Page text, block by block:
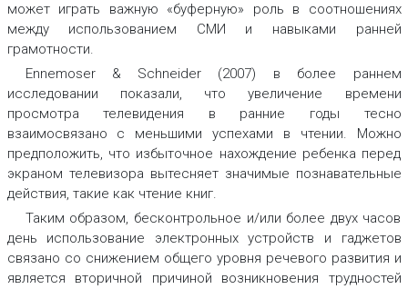
может играть важную «буферную» роль в соотношениях
между использованием СМИ и навыками ранней
грамотности.
Ennemoser & Schneider (2007) в более раннем
исследовании показали, что увеличение времени
просмотра телевидения в ранние годы тесно
взаимосвязано с меньшими успехами в чтении. Можно
предположить, что избыточное нахождение ребенка перед
экраном телевизора вытесняет значимые познавательные
действия, такие как чтение книг.
Таким образом, бесконтрольное и/или более двух часов
день использование электронных устройств и гаджетов
связано со снижением общего уровня речевого развития и
является вторичной причиной возникновения трудностей